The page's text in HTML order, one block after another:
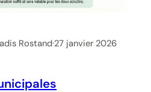
Rostand·27 janvier 2026